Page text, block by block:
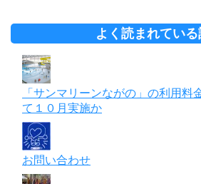
よく読まれてい
「サンマリーンながの」の利用
て１０月実施か
お問い合わせ